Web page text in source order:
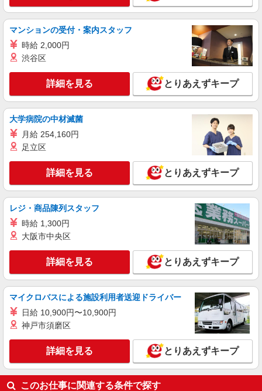
パート
株式会社バイトレ（ADM251128GN03）
【接客なし】静かな職場で集中◎検品・箱詰め
時給1364円〜時給1600円（就業先により異な
る）
埼玉県川越市
詳細を見る
派遣社員
ランスタッド株式会社 所沢支店（所沢事業所）/FTRZ115273
仕分け・ピッキング・梱包
時給1800円 夜22時〜翌5時までは深夜時給
2250円 ※交通費実費支給／当社規定あり。
埼玉県川越市 新所沢駅から車15分、バス15分
キープ 詳細を見る
派遣社員
ランスタッド株式会社 所沢支店（所沢事業所）/FTRZ115206
仕分け・ピッキング・梱包
時給1400円 月収例：261013円＝1400円×7時間
45分×21日勤務＋残業20時間の場合、交通費別途
支給合 ※交通費実費支給／当社規定あり。
埼玉県川越市 川越駅からバス13分、本川越駅
からバス16分（職場の目の前にバス停がありま
す）
キープ
マンションの受付・案内スタッフ
時給 2,000円
渋谷区
詳細を見る とりあえずキープ
大学病院の中材滅菌
月給 254,160円
足立区
詳細を見る とりあえずキープ
レジ・商品陳列スタッフ
時給 1,300円
大阪市中央区
詳細を見る とりあえずキープ
マイクロバスによる施設利用者送迎ドライバー
日給 10,900円〜10,900円
神戸市須磨区
詳細を見る とりあえずキープ
このお仕事に関連する条件で探す